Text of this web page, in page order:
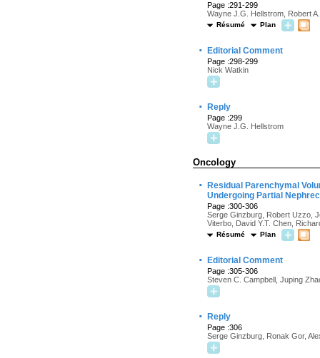
Page :291-299
Wayne J.G. Hellstrom, Robert
Résumé Plan
· Editorial Comment
Page :298-299
Nick Watkin
· Reply
Page :299
Wayne J.G. Hellstrom
Oncology
·
Residual Parenchymal
Undergoing Partial
Page :300-306
Serge Ginzburg, Robert Uzzo,
Viterbo, David Y.T. Chen,
Résumé Plan
· Editorial Comment
Page :305-306
Steven C. Campbell, Juping
· Reply
Page :306
Serge Ginzburg, Ronak Gor,